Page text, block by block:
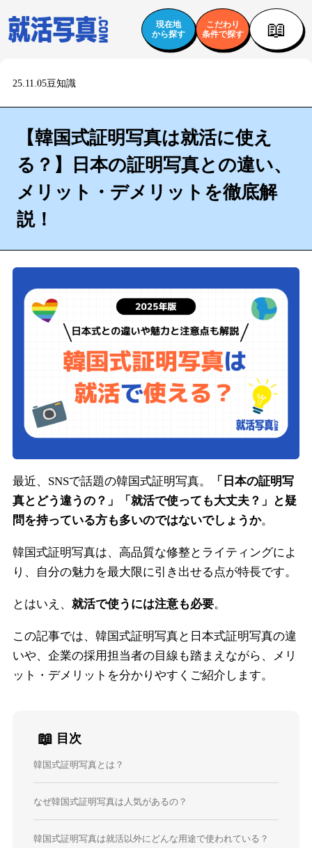
現在地
から探す
こだわり
条件で探す
📖
25.11.05豆知識
【韓国式証明写真は就活に使え
る？】日本の証明写真との違い、
メリット・デメリットを徹底解
説！
最近、SNSで話題の韓国式証明写真。
「日本の証明写
真とどう違うの？」「就活で使っても大丈夫？」と疑
問を持っている方も多いのではないでしょうか。
韓国式証明写真は、高品質な修整とライティングによ
り、自分の魅力を最大限に引き出せる点が特長です。
とはいえ、 就活で使うには注意も必要。
この記事では、韓国式証明写真と日本式証明写真の違
いや、企業の採用担当者の目線も踏まえながら、メリ
ット・デメリットを分かりやすくご紹介します。
📖 目次
韓国式証明写真とは？
なぜ韓国式証明写真は人気があるの？
韓国式証明写真は就活以外にどんな用途で使われている？